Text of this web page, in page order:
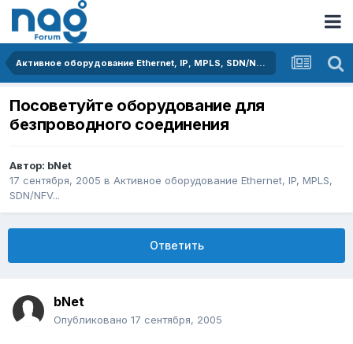
Активное оборудование Ethernet, IP, MPLS, SDN/NFV...
Посоветуйте оборудование для
безпроводного соединения
Автор: bNet
17 сентября, 2005 в Активное оборудование Ethernet, IP, MPLS,
SDN/NFV...
Ответить
bNet
Опубликовано 17 сентября, 2005